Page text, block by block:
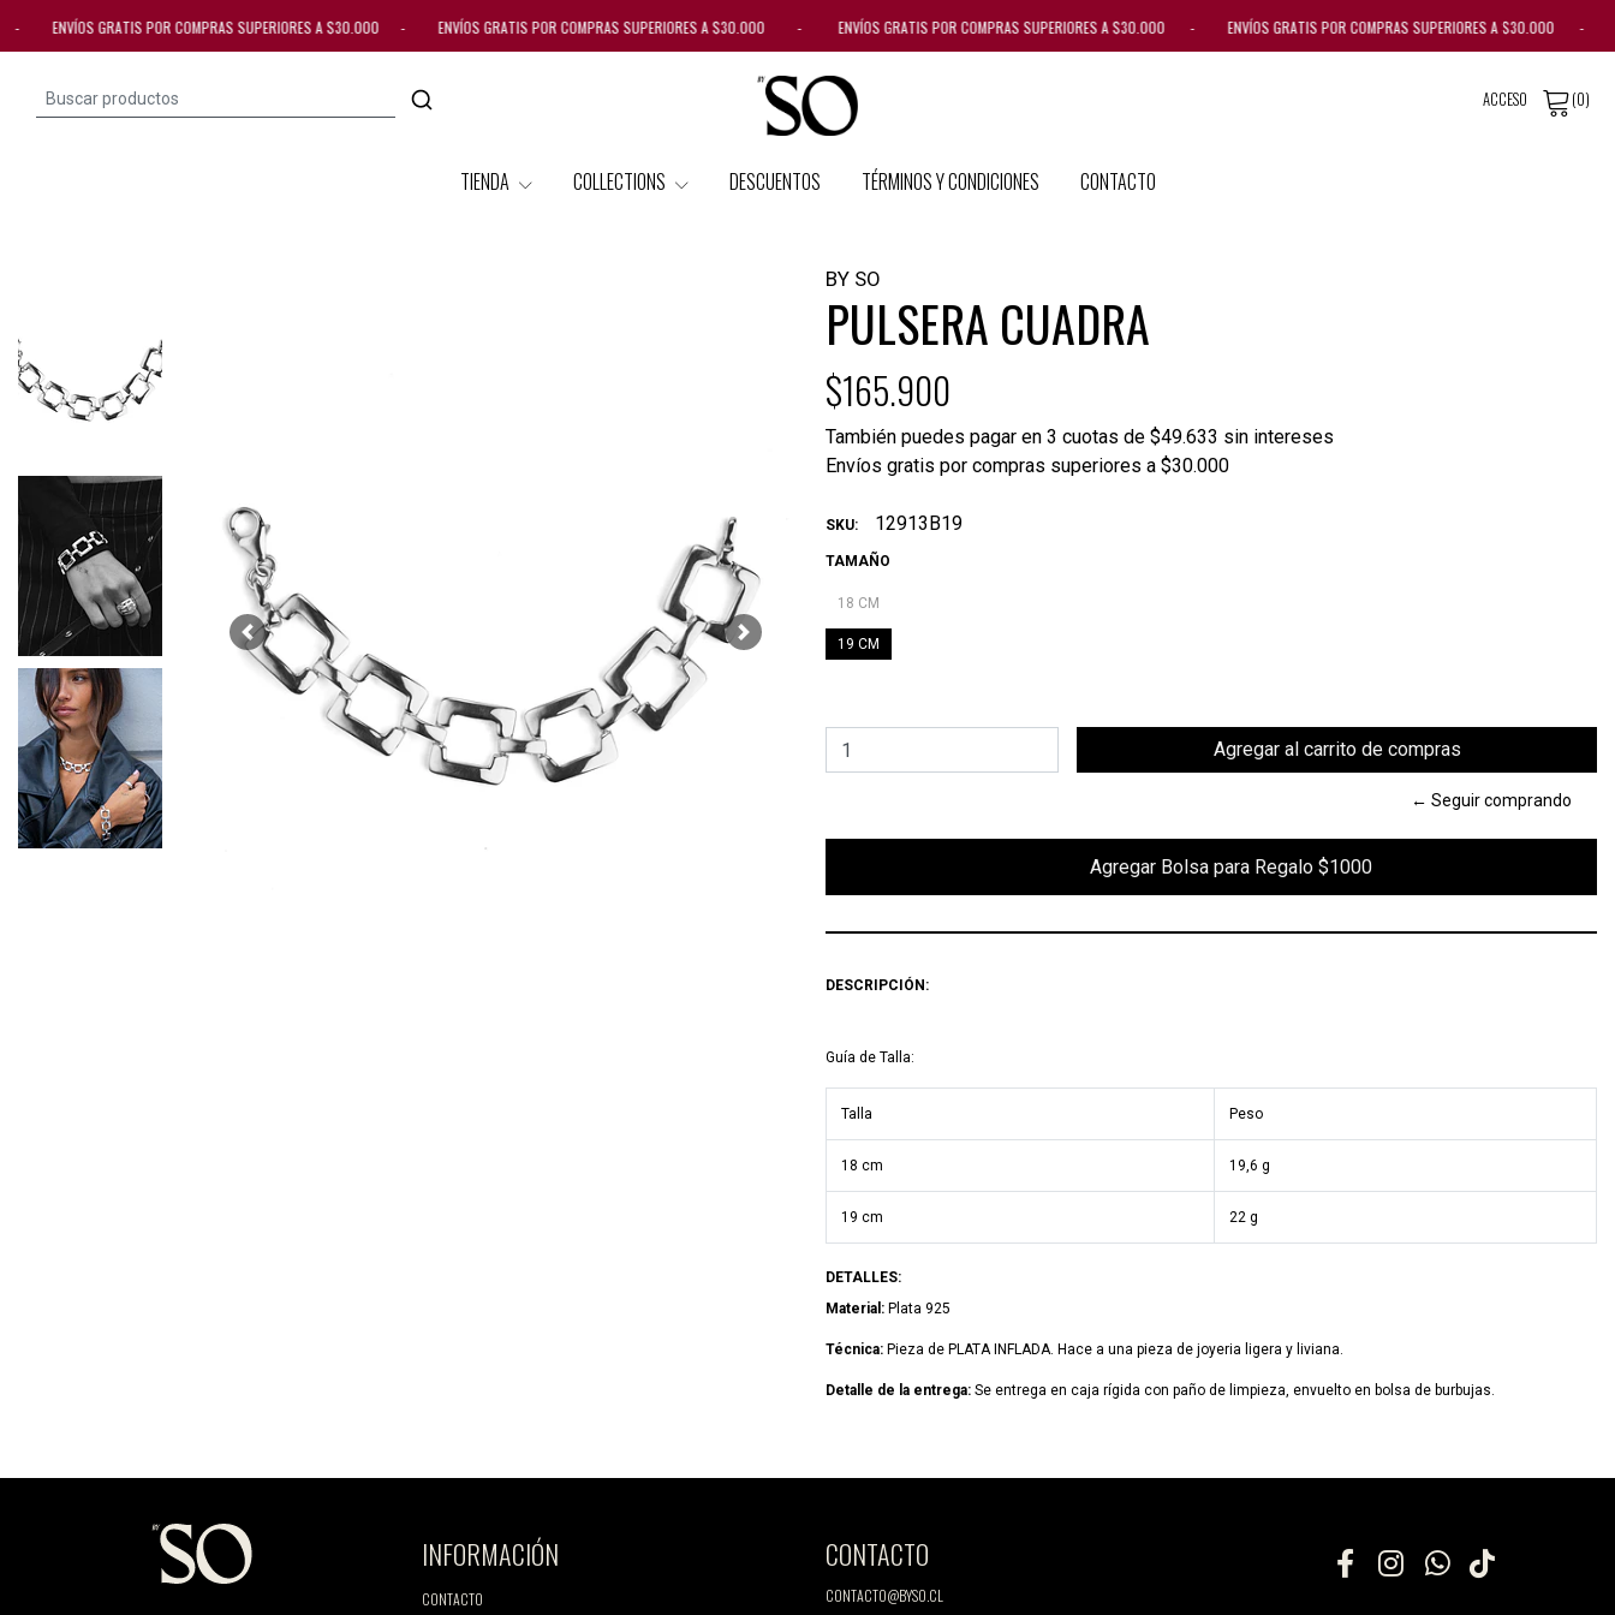
- ENVÍOS GRATIS POR COMPRAS SUPERIORES A $30.000 - ENVÍOS GRATIS POR COMPRAS SUPERIORES A $30.000 - ENVÍOS GRATIS POR COMPRAS SUPERIORES A $30.000 - ENVÍOS GRATIS POR COMPRAS SUPERIORES A
ACCESO (0)
TIENDA COLLECTIONS DESCUENTOS TÉRMINOS Y CONDICIONES CONTACTO
Previous Next
BY SO
PULSERA CUADRA
$165.900
También puedes pagar en 3 cuotas de $49.633 sin intereses
Envíos gratis por compras superiores a $30.000
SKU: 12913B19
TAMAÑO
18 CM
19 CM
← Seguir comprando
DESCRIPCIÓN:
Guía de Talla:
Talla Peso
18 cm 19,6 g
19 cm 22 g
DETALLES:
Material: Plata 925
Técnica: Pieza de PLATA INFLADA. Hace a una pieza de joyeria ligera y liviana.
Detalle de la entrega: Se entrega en caja rígida con paño de limpieza, envuelto en bolsa de burbujas.
INFORMACIÓN
CONTACTO
CONTACTO
CONTACTO@BYSO.CL